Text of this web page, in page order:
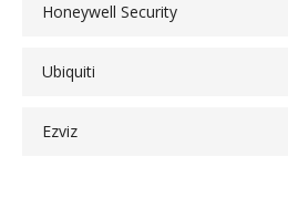
Honeywell Security
Ubiquiti
Ezviz